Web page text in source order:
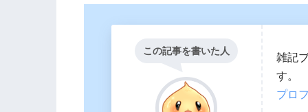
この記事を書いた人
雑記
す。
プロ